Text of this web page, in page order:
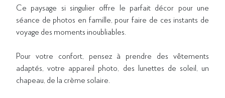
Ce paysage si singulier offre le parfait décor pour une
séance de photos en famille, pour faire de ces instants de
voyage des moments inoubliables.
Pour votre confort, pensez à prendre des vêtements
adaptés, votre appareil photo, des lunettes de soleil, un
chapeau, de la crème solaire.